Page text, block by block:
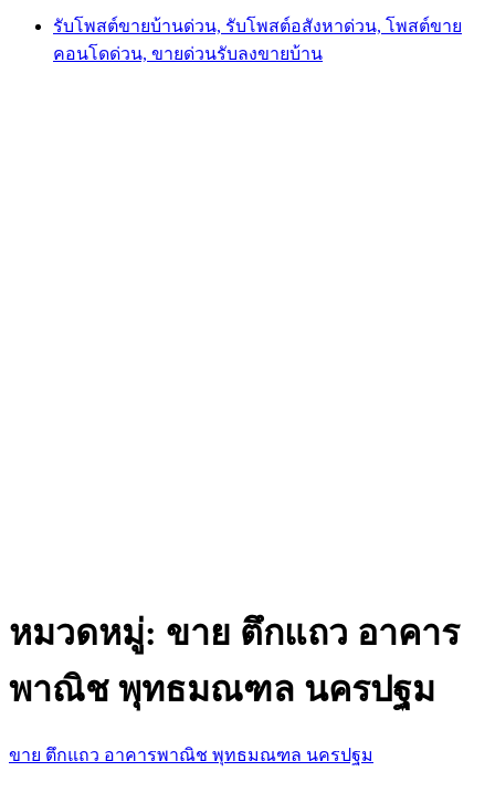
รับโพสต์ขายบ้านด่วน, รับโพสต์อสังหาด่วน, โพสต์ขาย
คอนโดด่วน, ขายด่วนรับลงขายบ้าน
หมวดหมู่: ขาย ตึกแถว อาคาร
พาณิช พุทธมณฑล นครปฐม
ขาย ตึกแถว อาคารพาณิช พุทธมณฑล นครปฐม